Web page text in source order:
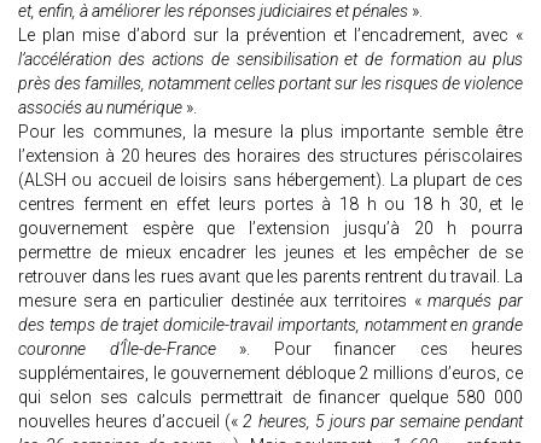
et, enfin, à améliorer les réponses judiciaires et pénales ».
Le plan mise d’abord sur la prévention et l’encadrement, avec «
l’accélération des actions de sensibilisation et de formation au plus
près des familles, notamment celles portant sur les risques de violence
associés au numérique ».
Pour les communes, la mesure la plus importante semble être
l’extension à 20 heures des horaires des structures périscolaires
(ALSH ou accueil de loisirs sans hébergement). La plupart de ces
centres ferment en effet leurs portes à 18 h ou 18 h 30, et le
gouvernement espère que l’extension jusqu’à 20 h pourra
permettre de mieux encadrer les jeunes et les empêcher de se
retrouver dans les rues avant que les parents rentrent du travail. La
mesure sera en particulier destinée aux territoires «marqués par
des temps de trajet domicile-travail importants, notamment en grande
couronne d’Île-de-France ». Pour financer ces heures
supplémentaires, le gouvernement débloque 2 millions d’euros, ce
qui selon ses calculs permettrait de financer quelque 580 000
nouvelles heures d’accueil (« 2 heures, 5 jours par semaine pendant